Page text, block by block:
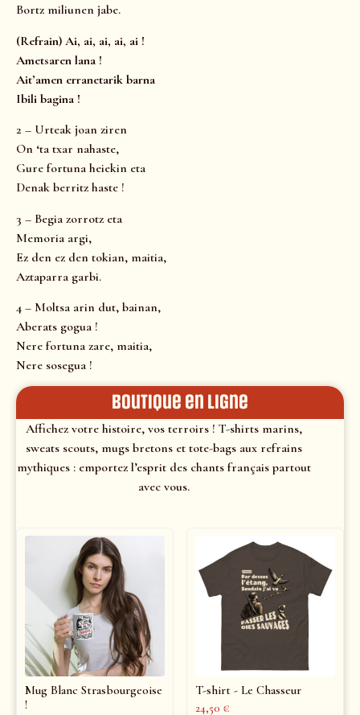
Bortz miliunen jabe.
(Refrain) Ai, ai, ai, ai, ai !
Ametsaren lana !
Ait’amen erranetarik barna
Ibili bagina !
2 – Urteak joan ziren
On ‘ta txar nahaste,
Gure fortuna heiekin eta
Denak berritz haste !
3 – Begia zorrotz eta
Memoria argi,
Ez den ez den tokian, maitia,
Aztaparra garbi.
4 – Moltsa arin dut, bainan,
Aberats gogua !
Nere fortuna zare, maitia,
Nere sosegua !
Boutique en ligne
Affichez votre histoire, vos terroirs ! T-shirts marins,
sweats scouts, mugs bretons et tote-bags aux refrains
mythiques : emportez l’esprit des chants français partout
avec vous.
Mug Blanc Strasbourgeoise
!
T-shirt - Le Chasseur
24,50 €